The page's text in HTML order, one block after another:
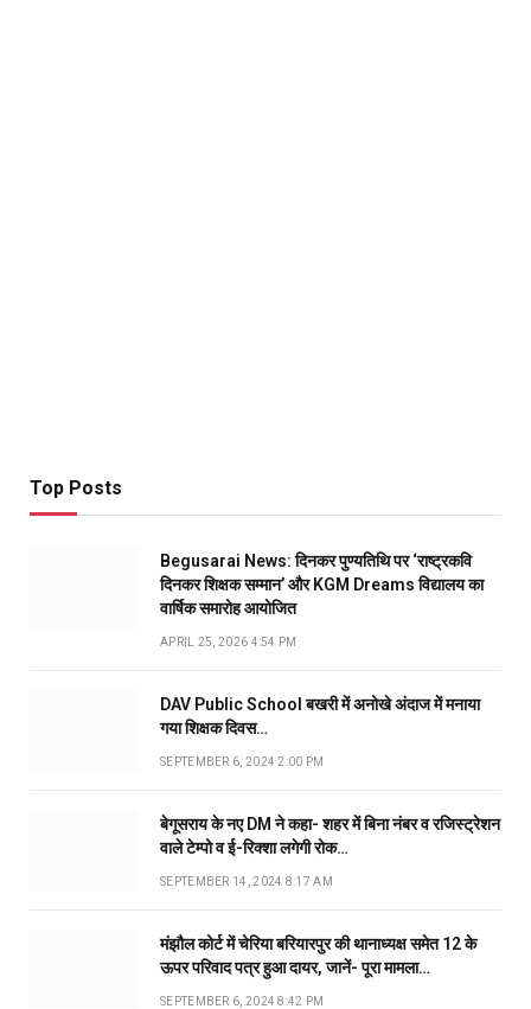
Top Posts
Begusarai News: दिनकर पुण्यतिथि पर ‘राष्ट्रकवि
दिनकर शिक्षक सम्मान’ और KGM Dreams विद्यालय का
वार्षिक समारोह आयोजित
APRIL 25, 2026 4:54 PM
DAV Public School बखरी में अनोखे अंदाज में मनाया
गया शिक्षक दिवस…
SEPTEMBER 6, 2024 2:00 PM
बेगूसराय के नए DM ने कहा- शहर में बिना नंबर व रजिस्ट्रेशन
वाले टेम्पो व ई-रिक्शा लगेगी रोक…
SEPTEMBER 14, 2024 8:17 AM
मंझौल कोर्ट में चेरिया बरियारपुर की थानाध्यक्ष समेत 12 के
ऊपर परिवाद पत्र हुआ दायर, जानें- पूरा मामला…
SEPTEMBER 6, 2024 8:42 PM